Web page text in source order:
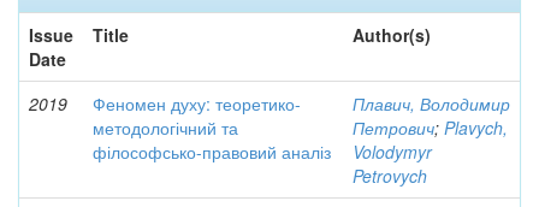
Issue
Date
Title Author(s)
2019
Феномен духу: теоретико-
методологічний та
філософсько-правовий аналіз
Плавич, Володимир
Петрович; Plavych,
Volodymyr
Petrovych